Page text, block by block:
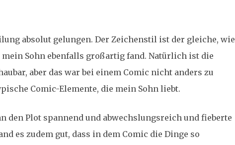
absolut gelungen. Der Zeichenstil ist der gleiche, wie
Sohn ebenfalls großartig fand. Natürlich ist die
aber das war bei einem Comic nicht anders zu
Comic-Elemente, die mein Sohn liebt.
den Plot spannend und abwechslungsreich und fieberte
es zudem gut, dass in dem Comic die Dinge so